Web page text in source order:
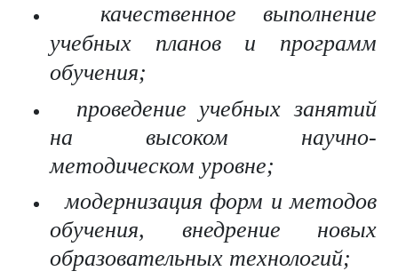
качественное выполнение
учебных планов и программ
обучения;
проведение учебных занятий
на высоком научно-
методическом уровне;
модернизация форм и методов
обучения, внедрение новых
образовательных технологий;